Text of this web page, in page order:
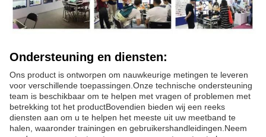
Ondersteuning en diensten:
Ons product is ontworpen om nauwkeurige metingen te leveren
voor verschillende toepassingen.Onze technische ondersteuning
team is beschikbaar om te helpen met vragen of problemen met
betrekking tot het productBovendien bieden wij een reeks
diensten aan om u te helpen het meeste uit uw meetband te
halen, waaronder trainingen en gebruikershandleidingen.Neem